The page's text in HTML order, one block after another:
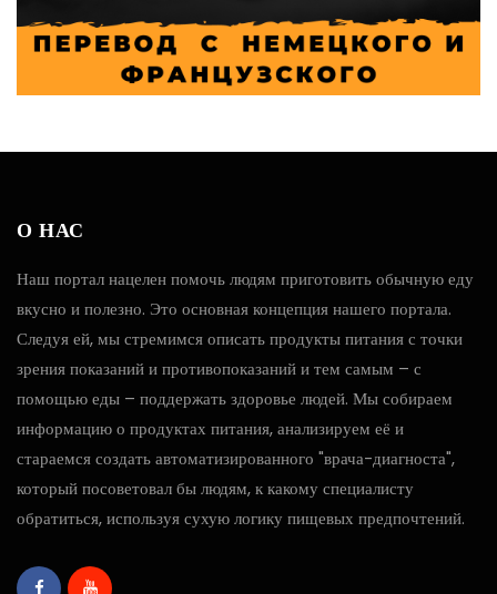
О НАС
Наш портал нацелен помочь людям приготовить обычную еду
вкусно и полезно. Это основная концепция нашего портала.
Следуя ей, мы стремимся описать продукты питания с точки
зрения показаний и противопоказаний и тем самым – с
помощью еды – поддержать здоровье людей. Мы собираем
информацию о продуктах питания, анализируем её и
стараемся создать автоматизированного "врача-диагноста",
который посоветовал бы людям, к какому специалисту
обратиться, используя сухую логику пищевых предпочтений.